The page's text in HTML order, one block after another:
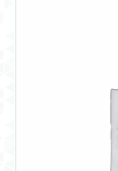
Conexiones CAD CAM